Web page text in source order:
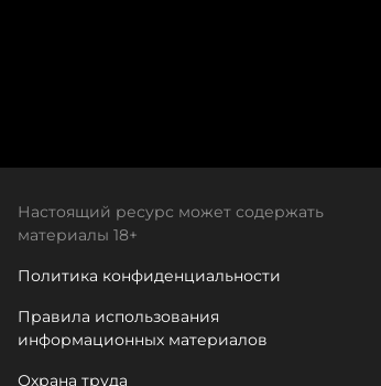
Настоящий ресурс может содержать
материалы 18+
Политика конфиденциальности
Правила использования
информационных материалов
Охрана труда